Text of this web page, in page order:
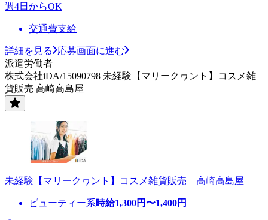
週4日からOK
交通費支給
詳細を見る
応募画面に進む
派遣労働者
株式会社iDA/15090798 未経験【マリークヮント】コスメ雑
貨販売 高崎高島屋
未経験【マリークヮント】コスメ雑貨販売 高崎高島屋
ビューティー系時給1,300円〜1,400円